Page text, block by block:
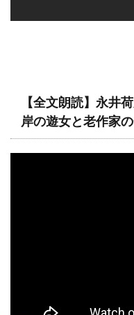
【全文朗読】永井
岸の遊女と老作家